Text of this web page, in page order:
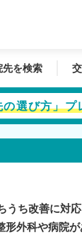
先を検索
選び方」プ
うち改善に対
形外科や病院